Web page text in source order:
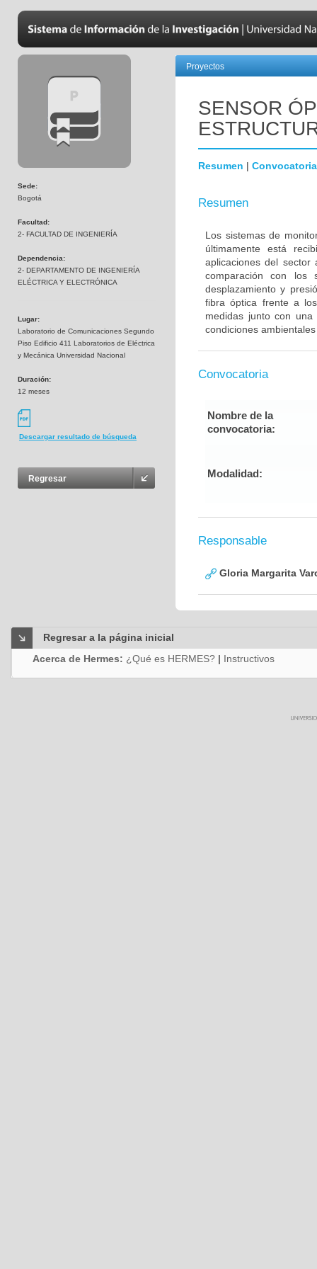
Sede:
Bogotá
Facultad:
2- FACULTAD DE INGENIERÍA
Dependencia:
2- DEPARTAMENTO DE INGENIERÍA
ELÉCTRICA Y ELECTRÓNICA
Lugar:
Laboratorio de Comunicaciones Segundo
Piso Edificio 411 Laboratorios de Eléctrica
y Mecánica Universidad Nacional
Duración:
12 meses
Descargar resultado de búsqueda
Regresar
Proyectos
SENSOR
Resumen | Convocatoria
Resumen
Los sistemas de
últimamente está
aplicaciones del sector
comparación con los
desplazamiento y
fibra óptica frente a
medidas junto con
condiciones
Convocatoria
Nombre de la
convocatoria:
Modalidad:
Responsable
Gloria Margarita
Regresar a la página inicial
Acerca de Hermes: ¿Qué es HERMES? | Instructivos